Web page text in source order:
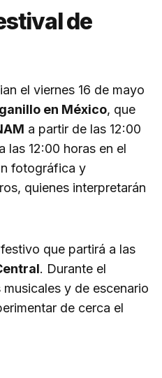
de
el viernes 16 de mayo
en México, que
a partir de las 12:00
las 12:00 horas en el
fotográfica y
quienes interpretarán
que partirá a las
. Durante el
y de escenario
de cerca el